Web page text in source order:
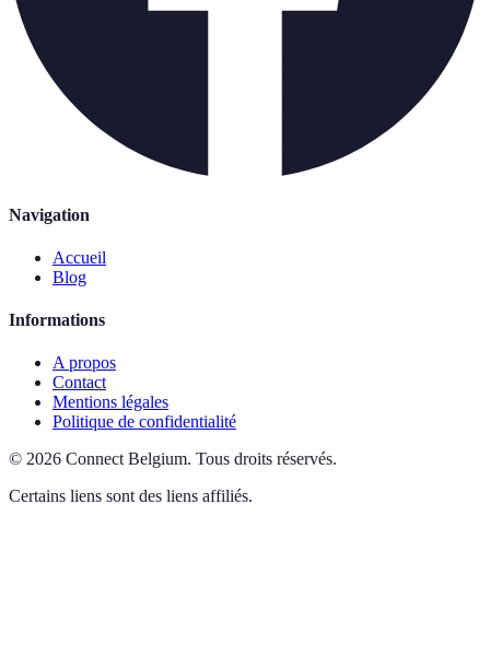
Navigation
Accueil
Blog
Informations
A propos
Contact
Mentions légales
Politique de confidentialité
© 2026 Connect Belgium. Tous droits réservés.
Certains liens sont des liens affiliés.